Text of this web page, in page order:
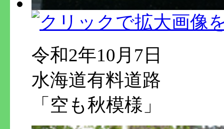
令和2年10月7日
水海道有料道路
「空も秋模様」